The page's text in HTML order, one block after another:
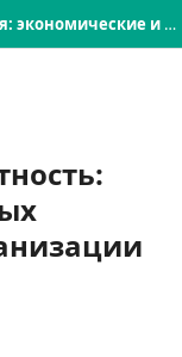
Мониторинг общественного мнения: экономические и социальные перемены